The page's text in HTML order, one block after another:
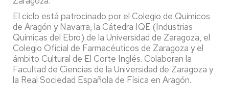
El ciclo está patrocinado por el Colegio de Químicos
de Aragón y Navarra, la Cátedra IQE (Industrias
Químicas del Ebro) de la Universidad de Zaragoza, el
Colegio Oficial de Farmacéuticos de Zaragoza y el
ámbito Cultural de El Corte Inglés. Colaboran la
Facultad de Ciencias de la Universidad de Zaragoza y
la Real Sociedad Española de Física en Aragón.